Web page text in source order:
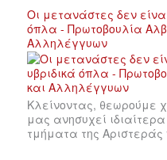
Οι μετανάστες δεν
όπλα - Πρωτοβουλία
Αλληλέγγυων
Κλείνοντας, θεωρούμε
μας ανησυχεί
τμήματα της